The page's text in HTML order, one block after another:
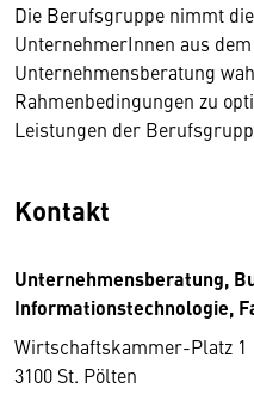
Die Berufsgruppe nimmt
UnternehmerInnen aus
Unternehmensberatung
Rahmenbedingungen zu
Leistungen der
Kontakt
Unternehmensberatung,
Informationstechnologie,
Wirtschaftskammer-Platz 1
3100 St. Pölten